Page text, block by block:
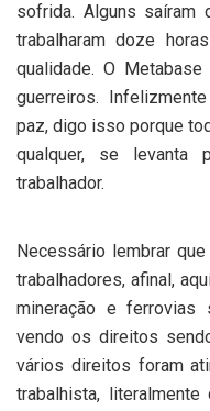
sofrida. Alguns saíram
trabalharam doze
qualidade. O
guerreiros.
paz, digo isso porque
qualquer, se levanta
trabalhador.
Necessário lembrar
trabalhadores, afinal,
mineração e ferrovias
vendo os direitos
vários direitos foram
trabalhista,